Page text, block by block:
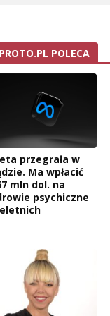
PROTO.PL POLECA
przegrała w
Ma wpłacić
mln dol. na
psychiczne